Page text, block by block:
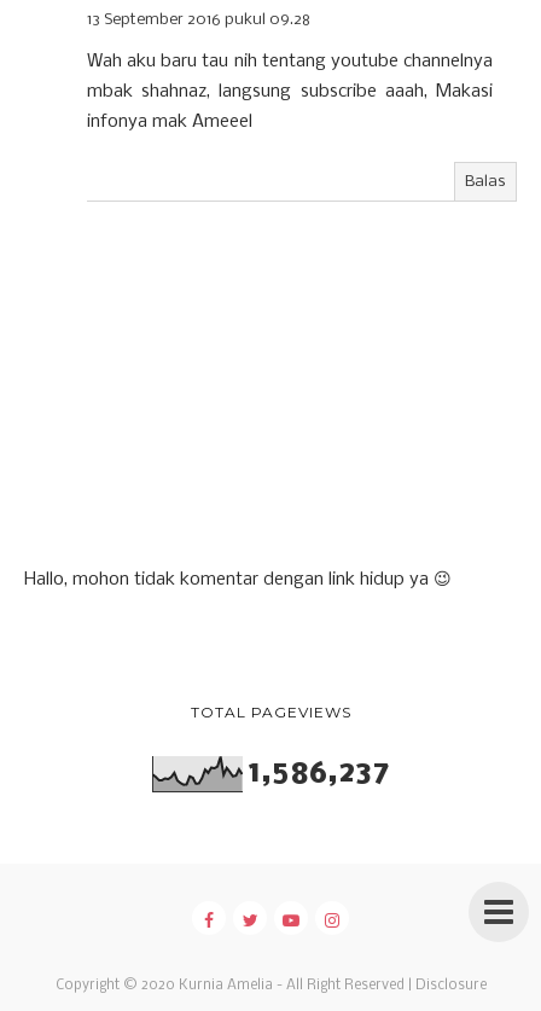
13 September 2016 pukul 09.28
Wah aku baru tau nih tentang youtube channelnya
mbak shahnaz, langsung subscribe aaah, Makasi
infonya mak Ameeel
Balas
Hallo, mohon tidak komentar dengan link hidup ya 😉
TOTAL PAGEVIEWS
1,586,237
Copyright © 2020 Kurnia Amelia - All Right Reserved | Disclosure